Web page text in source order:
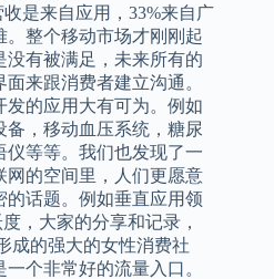
是来自应用，33%来自广
整个移动市场才刚刚起
没有被满足，未来所有的
来跟消费者建立沟通。
的应用大有可为。例如
，移动血压系统，糖尿
等等。我们也发现了一
网的空间里，人们更愿意
话题。例如垂直应用领
，大家的分享和记录，
成的强大的女性消费社
个非常好的流量入口。